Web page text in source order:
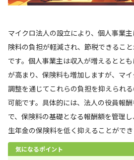
マイクロ法人の設立により、個人事業
険料の負担が軽減され、節税できるこ
です。個人事業主は収入が増えるとと
が高まり、保険料も増加しますが、マ
調整を通じてこれらの負担を抑えられ
可能です。具体的には、法人の役員報
で、保険料の基礎となる報酬額を管理
生年金の保険料を低く抑えることができ
気になるポイント